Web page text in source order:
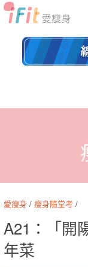
愛瘦身 / 瘦身隨堂考 /
A21：「開
年菜